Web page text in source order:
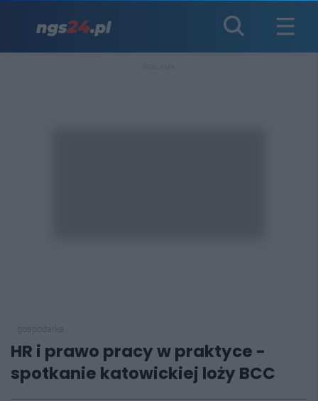
HR i prawo pracy w praktyce -
spotkanie katowickiej loży BCC